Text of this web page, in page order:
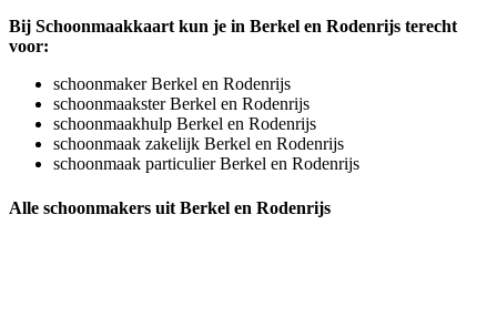
Bij Schoonmaakkaart kun je in Berkel en Rodenrijs terecht
voor:
schoonmaker Berkel en Rodenrijs
schoonmaakster Berkel en Rodenrijs
schoonmaakhulp Berkel en Rodenrijs
schoonmaak zakelijk Berkel en Rodenrijs
schoonmaak particulier Berkel en Rodenrijs
Alle schoonmakers uit Berkel en Rodenrijs